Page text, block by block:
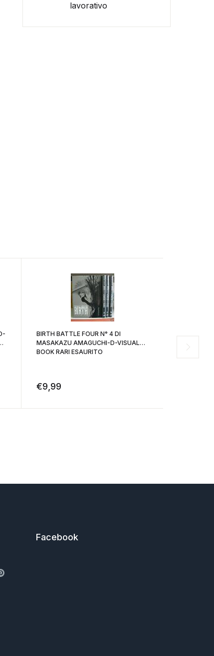
lavorativo
BIRTH BATTLE FOUR N° 4 DI
MASAKAZU AMAGUCHI-D-VISUALD-
BOOK RARI ESAURITO
€9,99
Pinterest
Facebook